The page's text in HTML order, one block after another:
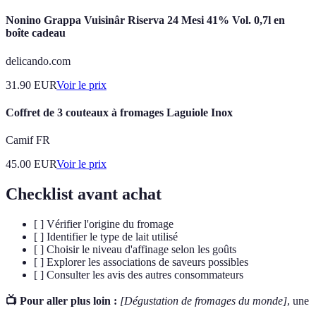
Nonino Grappa Vuisinâr Riserva 24 Mesi 41% Vol. 0,7l en
boîte cadeau
delicando.com
31.90 EURVoir le prix
Coffret de 3 couteaux à fromages Laguiole Inox
Camif FR
45.00 EURVoir le prix
Checklist avant achat
[ ] Vérifier l'origine du fromage
[ ] Identifier le type de lait utilisé
[ ] Choisir le niveau d'affinage selon les goûts
[ ] Explorer les associations de saveurs possibles
[ ] Consulter les avis des autres consommateurs
📺 Pour aller plus loin : [Dégustation de fromages du monde], une